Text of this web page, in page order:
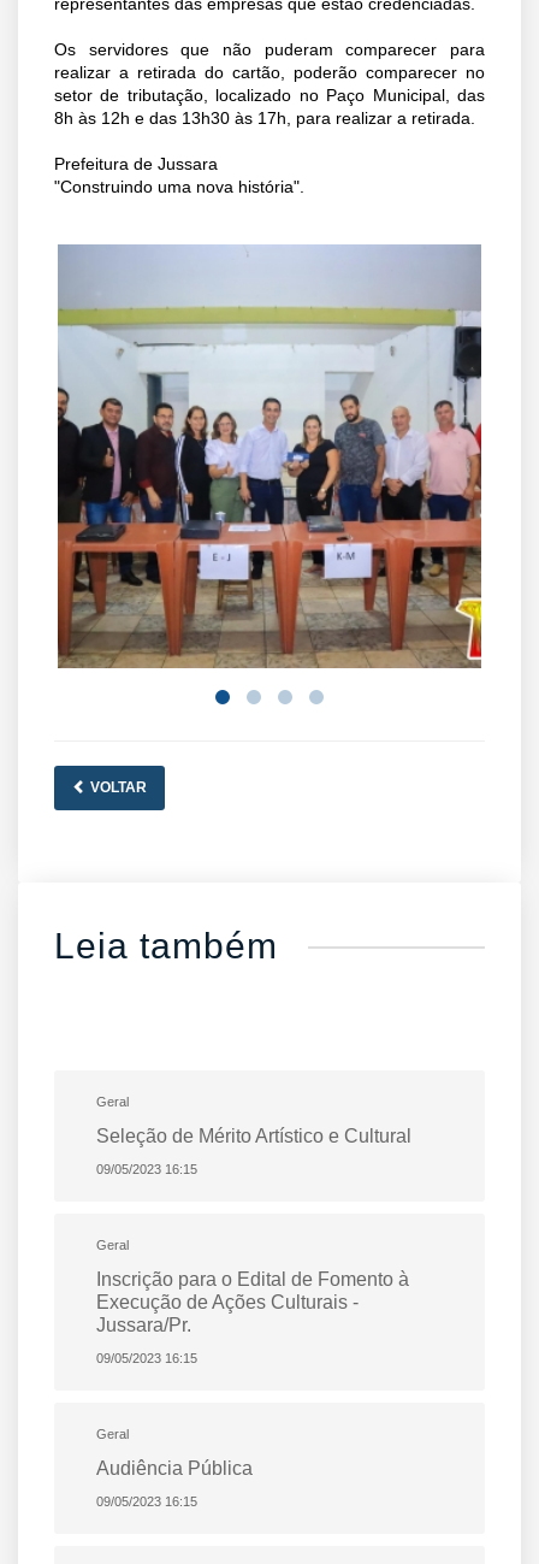
Os servidores que não puderam comparecer para
realizar a retirada do cartão, poderão comparecer no
setor de tributação, localizado no Paço Municipal, das
8h às 12h e das 13h30 às 17h, para realizar a retirada.
Prefeitura de Jussara
"Construindo uma nova história".
VOLTAR
Leia também
Geral
Seleção de Mérito Artístico e Cultural
09/05/2023 16:15
Geral
Inscrição para o Edital de Fomento à
Execução de Ações Culturais -
Jussara/Pr.
09/05/2023 16:15
Geral
Audiência Pública
09/05/2023 16:15